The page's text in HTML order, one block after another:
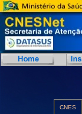
CNES